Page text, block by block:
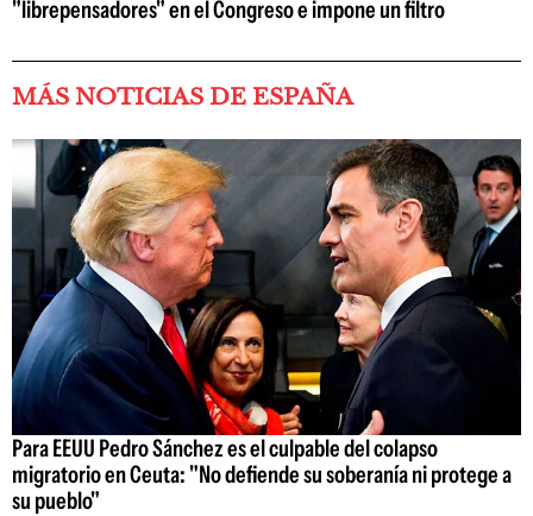
"librepensadores" en el Congreso e impone un filtro
MÁS NOTICIAS DE ESPAÑA
Para EEUU Pedro Sánchez es el culpable del colapso
migratorio en Ceuta: "No defiende su soberanía ni protege a
su pueblo"